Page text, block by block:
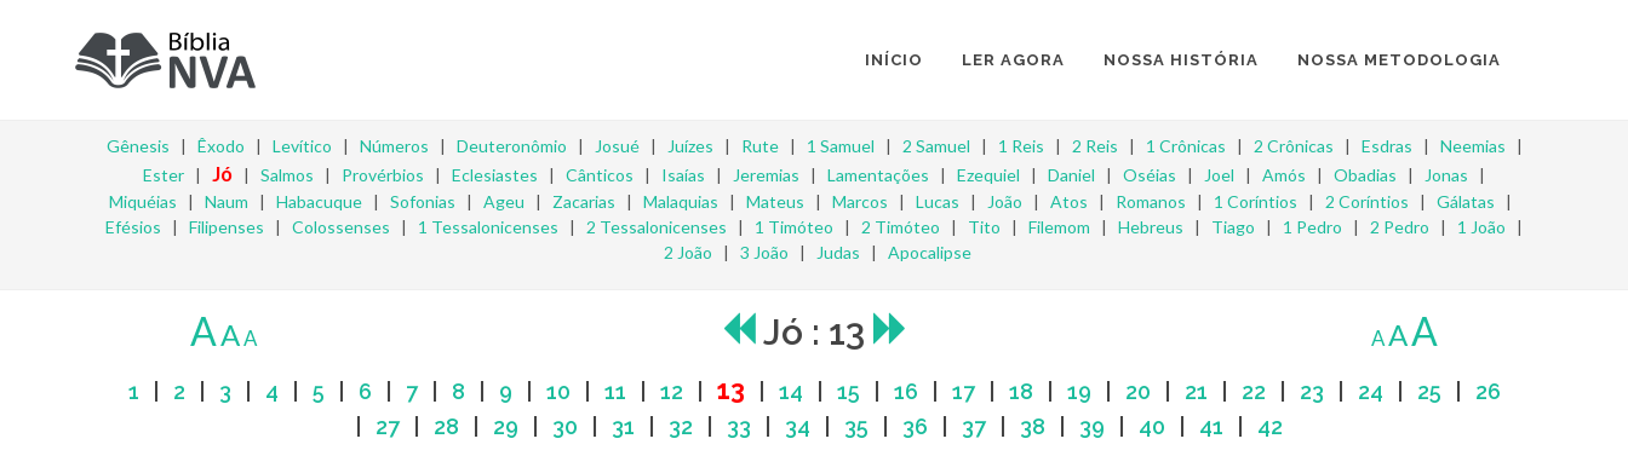
INÍCIO LER AGORA NOSSA HISTÓRIA NOSSA METODOLOGIA
Gênesis | Êxodo | Levítico | Números | Deuteronômio | Josué| Juízes | Rute| 1 Samuel | 2 Samuel | 1 Reis | 2 Reis | 1 Crônicas | 2 Crônicas | Esdras | Neemias |
Ester | Jó | Salmos | Provérbios | Eclesiastes | Cânticos | Isaías | Jeremias | Lamentações | Ezequiel | Daniel | Oséias | Joel | Amós | Obadias | Jonas |
Miquéias | Naum | Habacuque | Sofonias | Ageu | Zacarias | Malaquias | Mateus | Marcos | Lucas | João | Atos | Romanos | 1 Coríntios | 2 Coríntios | Gálatas |
Efésios | Filipenses | Colossenses | 1 Tessalonicenses | 2 Tessalonicenses | 1 Timóteo | 2 Timóteo | Tito | Filemom | Hebreus | Tiago | 1 Pedro | 2 Pedro | 1 João |
2 João | 3 João | Judas | Apocalipse
AAA Jó : 13 AAA
1 2 3 4 5 6 7| 8 9 10 11 12 13 14 15 16 17| 18 19 20 21 22 23 24 25
26
27| 28 29 30 31 32 33 34 35 36 37| 38 39 40 41 42